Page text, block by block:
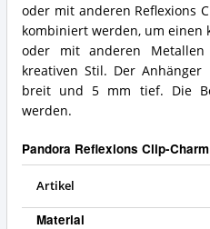
Zusammenfassung:
Was
bietet
dieser
Pandora
Reflexions
Clip-
oder mit anderen Reflexions
kombiniert werden, um einen
oder mit anderen
kreativen Stil. Der
breit und 5 mm tief. Die
werden.
Pandora Reflexions Clip-
Artikel
Material
diesen
Pandora
Reflexions
Clip-
Charm?